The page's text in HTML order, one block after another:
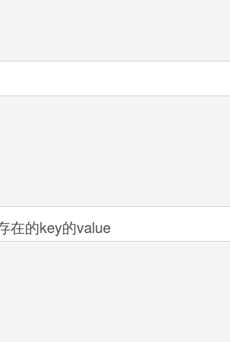
在的key的value